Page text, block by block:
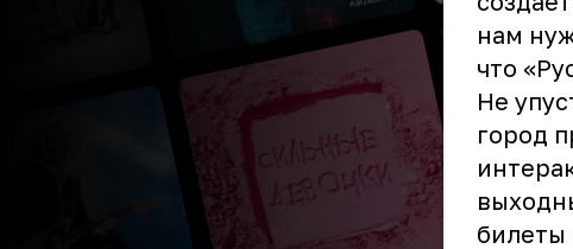
нам
что
Не
город
билеты